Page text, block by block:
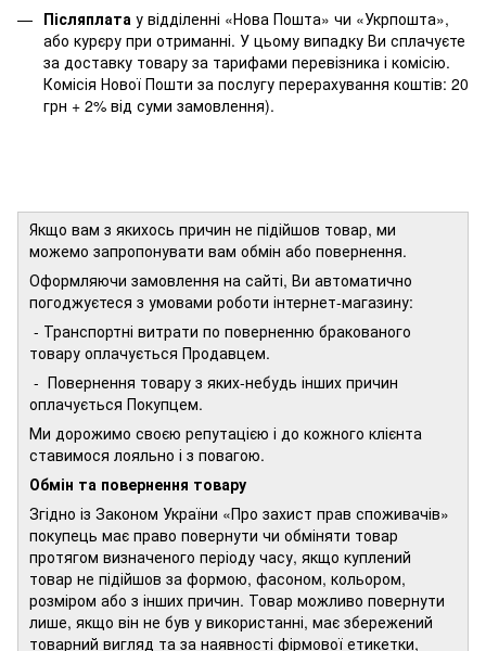
Післяплата у відділенні «Нова Пошта» чи «Укрпошта»,
або курєру при отриманні. У цьому випадку Ви сплачуєте
за доставку товару за тарифами перевізника і комісію.
Комісія Нової Пошти за послугу перерахування коштів: 20
грн + 2% від суми замовлення).
Якщо вам з якихось причин не підійшов товар, ми
можемо запропонувати вам обмін або повернення.
Оформляючи замовлення на сайті, Ви автоматично
погоджуєтеся з умовами роботи інтернет-магазину:
- Транспортні витрати по поверненню бракованого
товару оплачується Продавцем.
- Повернення товару з яких-небудь інших причин
оплачується Покупцем.
Ми дорожимо своєю репутацією і до кожного клієнта
ставимося лояльно і з повагою.
Обмін та повернення товару
Згідно із Законом України «Про захист прав споживачів»
покупець має право повернути чи обміняти товар
протягом визначеного періоду часу, якщо куплений
товар не підійшов за формою, фасоном, кольором,
розміром або з інших причин. Товар можливо повернути
лише, якщо він не був у використанні, має збережений
товарний вигляд та за наявності фірмової етикетки,